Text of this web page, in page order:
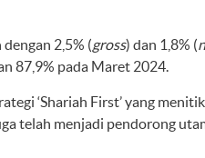
2,5% (gross) dan 1,8% (
87,9% pada Maret 2024.
‘Shariah First’ yang
telah menjadi pendorong